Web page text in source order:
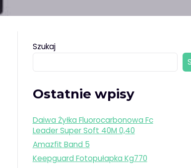
Szukaj
Ostatnie wpisy
Daiwa Żyłka Fluorocarbonowa Fc
Leader Super Soft 40M 0,40
Amazfit Band 5
Keepguard Fotopułapka Kg770